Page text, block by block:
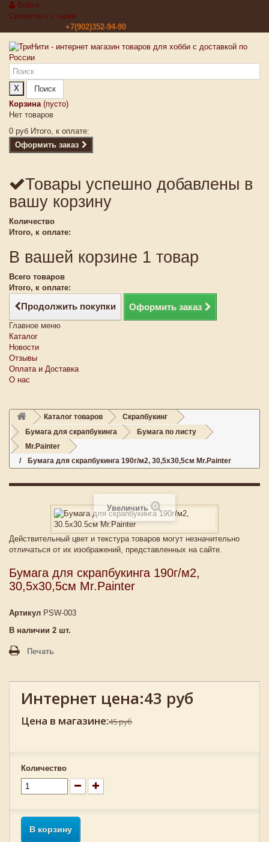
Войти
Свяжитесь с нами
+7(902)352-94-90
X
Поиск
Корзина (пусто)
Нет товаров
0 руб Итого, к оплате:
Оформить заказ
Товары успешно добавлены в
вашу корзину
Количество
Итого, к оплате:
В вашей корзине 1 товар
Всего товаров
Итого, к оплате:
Продолжить покупки Оформить заказ
Главное меню
Каталог
Новости
Отзывы
Оплата и Доставка
О нас
Каталог товаров
Скрапбукинг
Бумага для скрапбукинга
Бумага по листу
Mr.Painter
Бумага для скрапбукинга 190г/м2, 30,5x30,5см Mr.Painter
Увеличить
Действительный цвет и текстура товаров могут незначительно
отличаться от их изображений, представленных на сайте.
Бумага для скрапбукинга 190г/м2,
30,5x30,5см Mr.Painter
Артикул PSW-003
В наличии 2 шт.
Печать
Интернет цена:43 руб
Цена в магазине:45 руб
Количество
В корзину